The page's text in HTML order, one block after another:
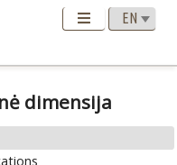
dimensija